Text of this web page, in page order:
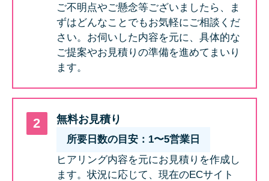
ご不明点やご懸念等ございましたら、ま
ずはどんなことでもお気軽にご相談くだ
さい。お伺いした内容を元に、具体的な
ご提案やお見積りの準備を進めてまいり
ます。
無料お見積り
所要日数の目安：1〜5営業日
ヒアリング内容を元にお見積りを作成し
ます。状況に応じて、現在のECサイト